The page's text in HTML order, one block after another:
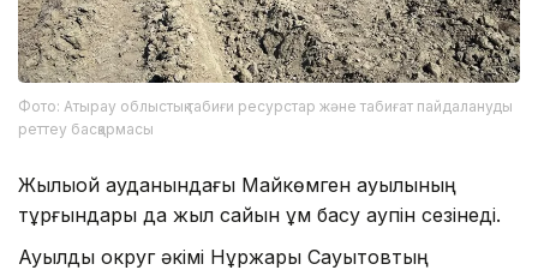
Фото: Атырау облыстық табиғи ресурстар және табиғат пайдалануды
реттеу басқармасы
Жылыой ауданындағы Майкөмген ауылының
тұрғындары да жыл сайын құм басу қаупін сезінеді.
Ауылдық округ әкімі Нұржарық Сауытовтың